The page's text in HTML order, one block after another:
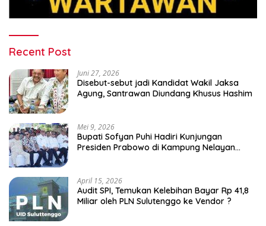
Recent Post
Juni 27, 2026
Disebut-sebut jadi Kandidat Wakil Jaksa
Agung, Santrawan Diundang Khusus Hashim
Mei 9, 2026
Bupati Sofyan Puhi Hadiri Kunjungan
Presiden Prabowo di Kampung Nelayan
April 15, 2026
Audit SPI, Temukan Kelebihan Bayar Rp 41,8
Miliar oleh PLN Sulutenggo ke Vendor ?